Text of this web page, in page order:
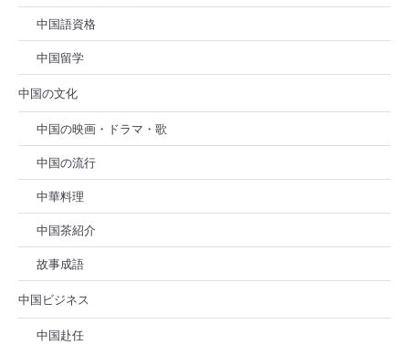
中国語資格
中国留学
中国の文化
中国の映画・ドラマ・歌
中国の流行
中華料理
中国茶紹介
故事成語
中国ビジネス
中国赴任